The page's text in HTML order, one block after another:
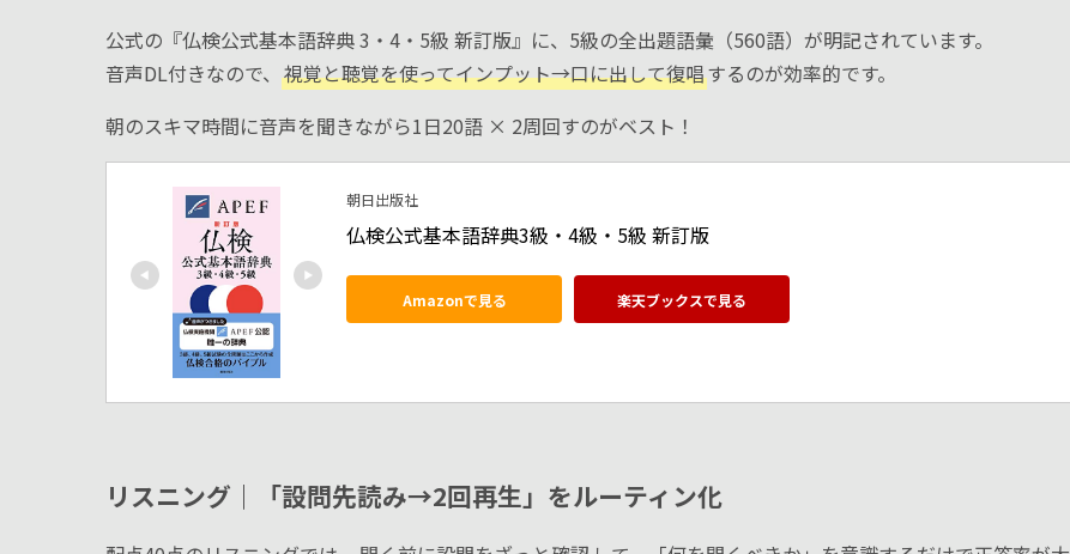
公式の『仏検公式基本語辞典 3・4・5級 新訂版』に、5級の全出題語彙（560語）が明記されています。
音声DL付きなので、 視覚と聴覚を使ってインプット→口に出して復唱するのが効率的です。
朝のスキマ時間に音声を聞きながら1日20語 × 2周回すのがベスト！
朝日出版社
仏検公式基本語辞典3級・4級・5級 新訂版
Amazonで見る 楽天ブックスで見る
リスニング｜「設問先読み→2回再生」をルーティン化